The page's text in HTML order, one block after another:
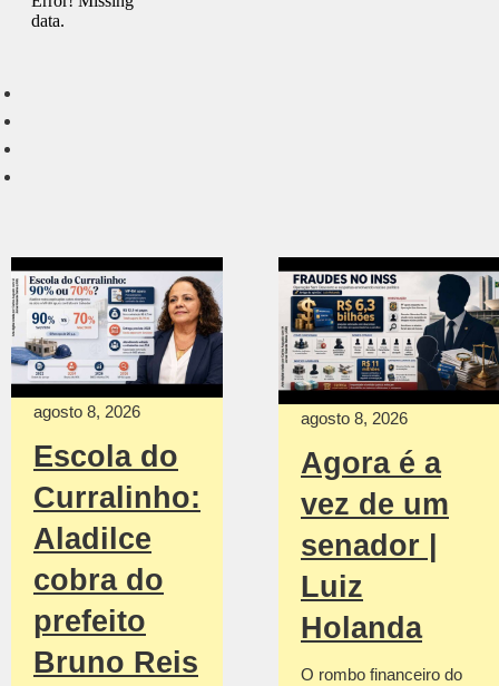
agosto 8, 2026
Escola do
Curralinho:
Aladilce
cobra do
prefeito
Bruno Reis
agosto 8, 2026
Agora é a
vez de um
senador |
Luiz
Holanda
O rombo financeiro do